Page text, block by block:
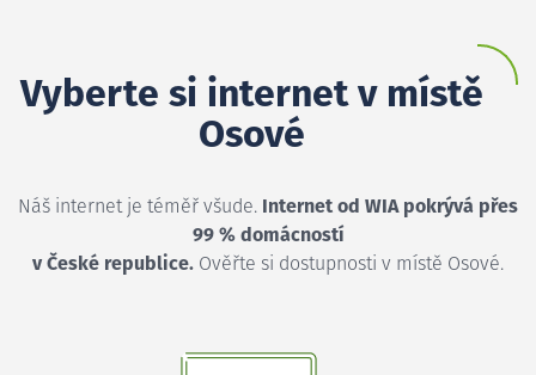
Vyberte si internet v místě
Osové
Náš internet je téměř všude. Internet od WIA pokrývá přes
99 % domácností
v České republice. Ověřte si dostupnosti v místě Osové.